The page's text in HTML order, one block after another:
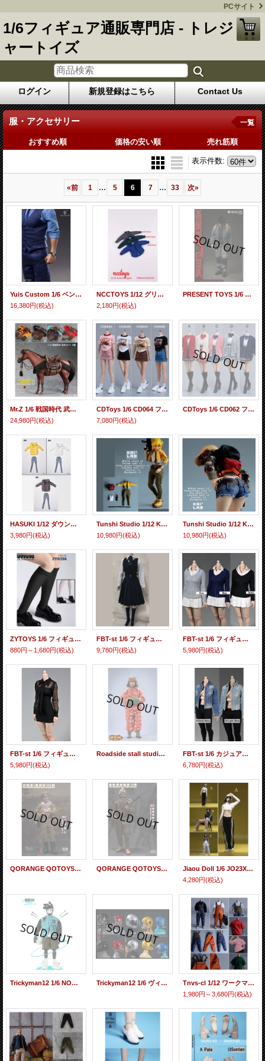
PCサイト
1/6フィギュア通販専門店 - トレジ
ャートイズ
ログイン 新規登録はこちら Contact Us
服・アクセサリー 一覧
おすすめ順 価格の安い順 売れ筋順
表示件数:
«前 1 ... 5 6 7 ... 33 次»
Yuis Custom 1/6 ベン ウェイン ベスト コスチュームセット アクションフィギュア用 YC-Y001 *予約
16,380円(税込)
NCCTOYS 1/12 グリッド ドレスシャツ アクションフィギュア用 3種 CCN6010 *予約
2,180円(税込)
PRESENT TOYS 1/6 モーターサイクル クロージング アクションフィギュア用 PT-sp85 *予約
Mr.Z 1/6 戦国時代 武将 馬具 （鞍 鐙 轡など）セット 4種 *予約
24,980円(税込)
CDToys 1/6 CD064 フィメール ショート スリーブ ヒップ スカート セット 女性フィギュア用 4種 *予約
7,080円(税込)
CDToys 1/6 CD062 フィメール 学生 カーディガン JK スカート スーツ セット 女性フィギュア用 5種 *予約
HASUKI 1/12 ダウンジャケット 衣装セットアクションフィギュア用 H-CS013A/B/C *予約
3,980円(税込)
Tunshi Studio 1/12 KAILAB 女性 イエロージャケット 衣装セット KLT-002 *予約
10,980円(税込)
Tunshi Studio 1/12 KAILAB 女性 迷彩ジャケット 衣装セット KLT-001 *予約
10,980円(税込)
ZYTOYS 1/6 フィギュア用 女子高生 学生靴 靴 ソックス 靴下 ZY1030 ZY1039 *予約
880円～1,680円(税込)
FBT-st 1/6 フィギュア用 女子高生 制服 *予約
9,780円(税込)
FBT-st 1/6 フィギュア用 女性 服 ニットセーター 付け襟 付けスカート ワンピース ドレス *お取り寄せ
5,980円(税込)
FBT-st 1/6 フィギュア用 女性 服 シースルー ブラック ワンピース ドレス *予約
5,980円(税込)
Roadside stall studio 1/12 花柄中綿ジャケット パンツ セット フィギュア用 *予約
FBT-st 1/6 カジュアル デニム ジャケット 女性アクションフィギュア用 2種 *予約
6,780円(税込)
QORANGE QOTOYS 1/6 ロシア帝国 第一軍 東プロイセン タンネンベルクの戦い 1914 アクションフィギュア用衣装セット QOM-1039 *予約 QORANGE QOTOYS 1/6 オスマン帝国 第19師団 ガリポリの戦い 1915 アクションフィギュア用衣装セット QOM-1040 *予約
Jiaou Doll 1/6 JO23X-15 スリー フィットネス ウェア 4種 * 予約
4,280円(税込)
Trickyman12 1/6 NONO アクションフィギュア *予約 Trickyman12 1/6 ヴィンテージ ブリット ヘルメット 5種 202402 *予約
Tnvs-cl 1/12 ワークマン オーバーオール Tシャツ アクションフィギュア用 8種 *予約
1,980円～3,680円(税込)